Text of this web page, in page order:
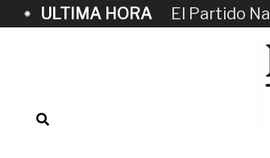
ULTIMA HORA El Partido